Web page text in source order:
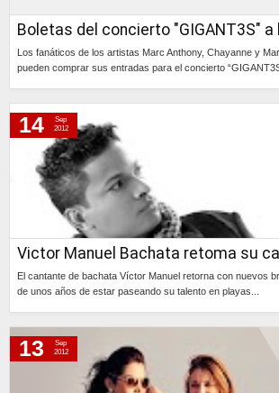
Boletas del concierto "GIGANT3S" a
Los fanáticos de los artistas Marc Anthony, Chayanne y
pueden comprar sus entradas para el concierto
Victor Manuel Bachata retoma su
El cantante de bachata Víctor Manuel retorna con nuevos
de unos años de estar paseando su talento en playas...
14
Sep
2012
13
Sep
2012